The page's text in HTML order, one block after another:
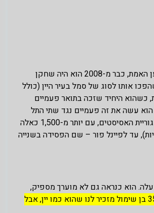
דוגמא למישהו שלעולם לא עזב את ארץ הקודש, ועשה חיל בעיקר בחצי השני של העשור. למען האמת, כבר מ-2008 הוא היה שחקן
דבר של ממש בכדורסל הישראלי בעיקר במדים הכתומים. 3 עונות שהפכו אותו לסוג של סמל בעיר היין (כולל
האסיסטים" כמעט בכל עונה ב-5 השנים האחרונות, כשהוא היחיד שזכה בתואר פעמיים
על גל מקל? אז הוא עשה את זה פעמיים נגד שתי התל
אביביות, באותה עונה (!) שחלפה כעת. 'אב"ש', ממוקם במקום החמישי בטבלת כל הזמנים בקטגוריית האסיסטים, עם יותר מ-1,500 כאלה
עד לפיינל פור – שם הפסידה בשנייה
הוא כנראה גם לא מוערך מספיק,
בגיל 35 בן שימול מזכיר לנו שהוא כמו יין, אבל